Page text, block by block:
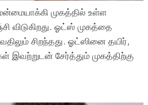
முகத்தில் உள்ள
ஓட்ஸ் முகத்தை
சிறந்தது. ஓட்ஸினை தயிர்,
இவற்றுடன் சேர்த்தும் முகத்திற்கு